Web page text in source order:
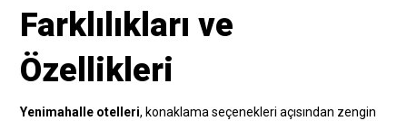
Farklılıkları ve
Özellikleri
Yenimahalle otelleri, konaklama seçenekleri açısından zengin